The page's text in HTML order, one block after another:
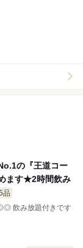
の『王道コー
ます★2時間飲み
品
す